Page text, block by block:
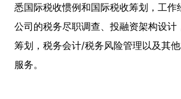
悉国际税收惯例和国际税收筹划，工作
公司的税务尽职调查、投融资架构设计
筹划，税务会计/税务风险管理以及其
服务。